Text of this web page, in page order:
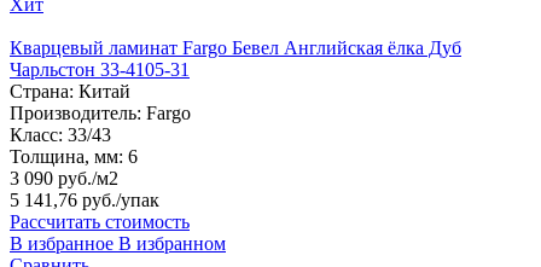
Кварцевый ламинат Fargo Бевел Английская ёлка Дуб
Чарльстон 33-4105-31
Страна: Китай
Производитель: Fargo
Класс: 33/43
Толщина, мм: 6
3 090 руб./м2
5 141,76 руб./упак
Рассчитать стоимость
В избранное В избранном